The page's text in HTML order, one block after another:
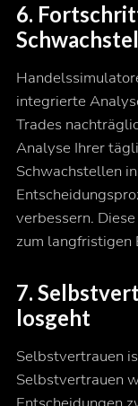
6.
integrierte
Trades
Analyse Ihrer
Schwachstellen
verbessern.
zum langfristigen
7.
losgeht
Selbstvertrauen
Selbstvertrauen